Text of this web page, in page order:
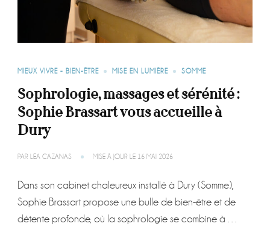
MIEUX VIVRE - BIEN-ÊTRE MISE EN LUMIÈRE SOMME
Sophrologie, massages et sérénité :
Sophie Brassart vous accueille à
Dury
PAR LÉA CAZANAS MISE À JOUR LE 16 MAI 2026
Dans son cabinet chaleureux installé à Dury (Somme),
Sophie Brassart propose une bulle de bien-être et de
détente profonde, où la sophrologie se combine à …